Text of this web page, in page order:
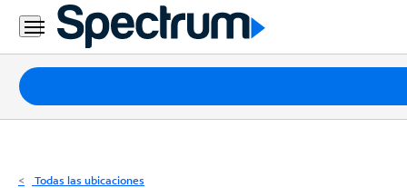
Residencial
Business
Paquetes
Internet
Todas las ubicaciones